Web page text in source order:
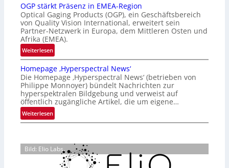
t
i
o
n
l
V
i
s
i
o
n
N
g
h
l
a
n
d
o
b
e
t
e
i
i
g
s
i
OGP stärkt Präsenz in EMEA-Region
Optical Gaging Products (OGP), ein Geschäftsbereich
von Quality Vision International, erweitert sein
Partner-Netzwerk in Europa, dem Mittleren Osten und
Afrika (EMEA).
Weiterlesen:
O
G
P
s
t
ä
r
P
r
Homepage ‚Hyperspectral News‘
Die Homepage ‚Hyperspectral News‘ (betrieben von
Philippe Monnoyer) bündelt Nachrichten zur
hyperspektralen Bildgebung und verweist auf
öffentlich zugängliche Artikel, die um eigene…
Weiterlesen:
H
e
Bild: Elio Labs.